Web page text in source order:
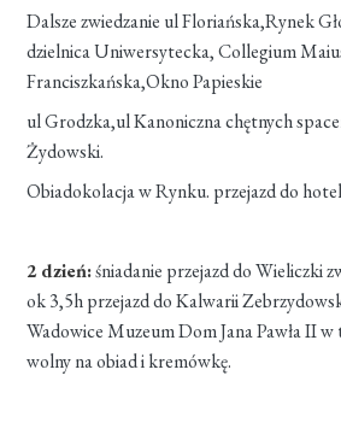
Dalsze zwiedzanie ul Floriańska,Rynek
dzielnica Uniwersytecka, Collegium
Franciszkańska,Okno Papieskie
ul Grodzka,ul Kanoniczna chętnych
Żydowski.
Obiadokolacja w Rynku. przejazd do
2 dzień:śniadanie przejazd do Wieliczki
ok 3,5h przejazd do Kalwarii
Wadowice Muzeum Dom Jana Pawła II w
wolny na obiad i kremówkę.